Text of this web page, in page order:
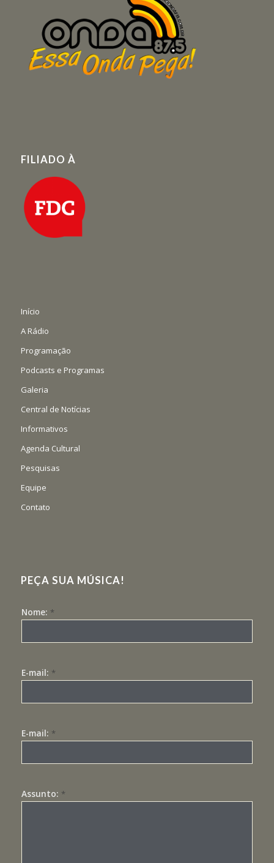
FILIADO À
Início
A Rádio
Programação
Podcasts e Programas
Galeria
Central de Notícias
Informativos
Agenda Cultural
Pesquisas
Equipe
Contato
PEÇA SUA MÚSICA!
Nome: *
E-mail: *
E-mail: *
Assunto: *